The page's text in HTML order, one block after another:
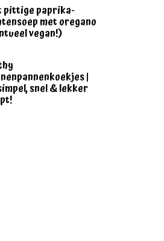
pittige paprika-
met oregano
vegan!)
|
snel & lekker